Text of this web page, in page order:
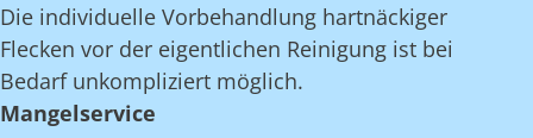
Die individuelle Vorbehandlung hartnäckiger
Flecken vor der eigentlichen Reinigung ist bei
Bedarf unkompliziert möglich.
Mangelservice